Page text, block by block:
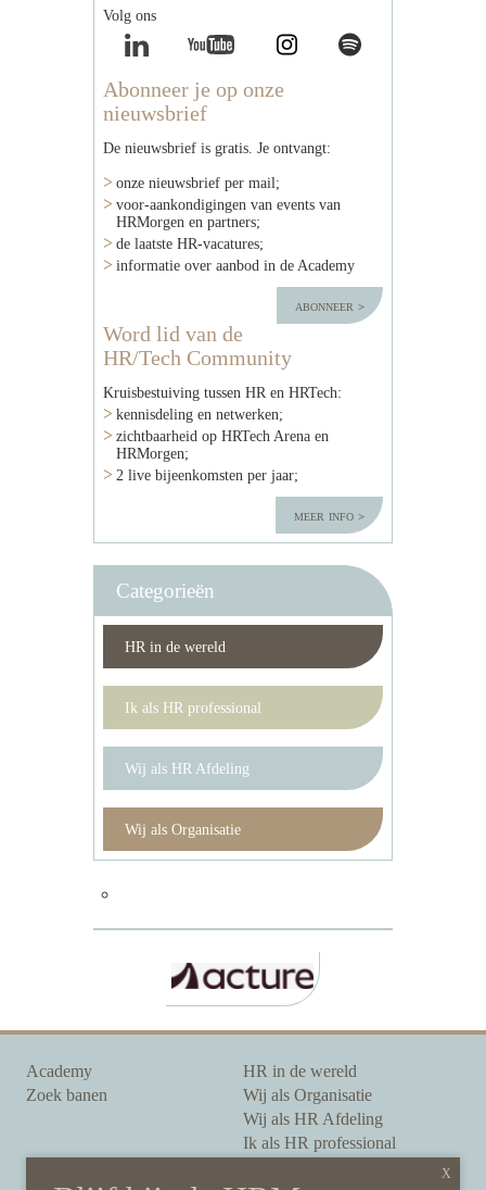
Volg ons
Abonneer je op onze
nieuwsbrief
De nieuwsbrief is gratis. Je ontvangt:
onze nieuwsbrief per mail;
voor-aankondigingen van events van
HRMorgen en partners;
de laatste HR-vacatures;
informatie over aanbod in de Academy
abonneer
Word lid van de
HR/Tech Community
Kruisbestuiving tussen HR en HRTech:
kennisdeling en netwerken;
zichtbaarheid op HRTech Arena en
HRMorgen;
2 live bijeenkomsten per jaar;
meer info
Categorieën
HR in de wereld
Ik als HR professional
Wij als HR Afdeling
Wij als Organisatie
Academy
Zoek banen
HR in de wereld
Wij als Organisatie
Wij als HR Afdeling
Ik als HR professional